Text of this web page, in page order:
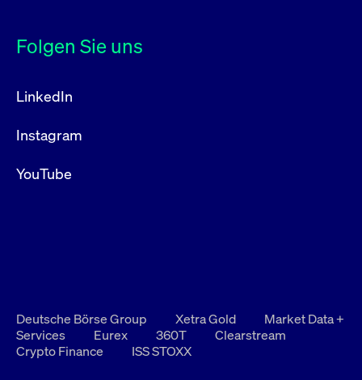
Folgen Sie uns
LinkedIn
Instagram
YouTube
Deutsche Börse Group Xetra Gold
Market Data +
Services
Eurex 360T
Clearstream
Crypto Finance
ISS STOXX